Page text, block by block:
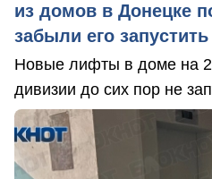
из домов в Донецке
забыли его запустить
Новые лифты в доме на
дивизии до сих пор не